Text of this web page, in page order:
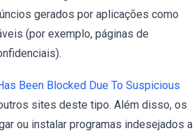
gerados por aplicações como
(por exemplo, páginas de
Been Blocked Due To Suspicious
sites deste tipo. Além disso, os
ou instalar programas indesejados a